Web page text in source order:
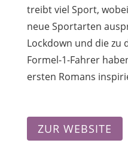
treibt viel Sport,
neue Sportarten
Lockdown und die zu
Formel-1-Fahrer
ersten Romans
ZUR WEBSITE